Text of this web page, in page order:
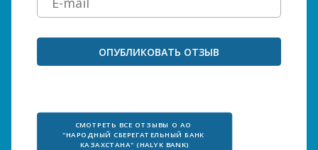
СМОТРЕТЬ ВСЕ ОТЗЫВЫ О АО
"НАРОДНЫЙ СБЕРЕГАТЕЛЬНЫЙ БАНК
КАЗАХСТАНА" (HALYK BANK)